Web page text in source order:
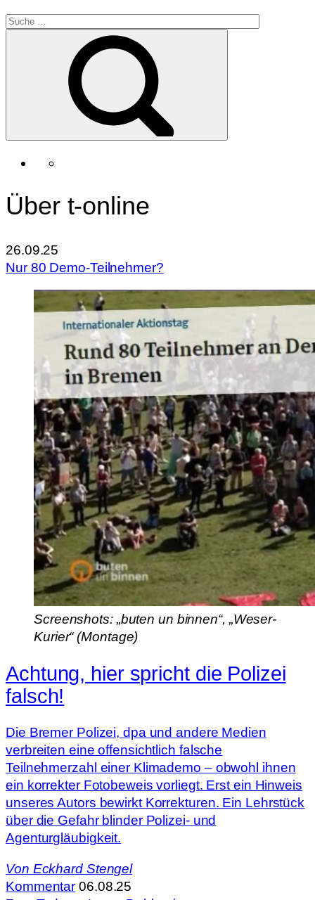
Über t-online
26.09.25
Nur 80 Demo-Teilnehmer?
Screenshots: „buten un binnen“, „Weser-
Kurier“ (Montage)
Achtung, hier spricht die Polizei
falsch!
Die Bremer Polizei, dpa und andere Medien
verbreiten eine offensichtlich falsche
Teilnehmerzahl einer Klimademo – obwohl ihnen
ein korrekter Fotobeweis vorliegt. Erst ein Hinweis
unseres Autors bewirkt Korrekturen. Ein Lehrstück
über die Gefahr blinder Polizei- und
Agenturgläubigkeit.
Von Eckhard Stengel
Kommentar 06.08.25